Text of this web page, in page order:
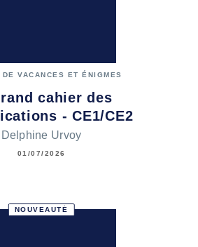
DE VACANCES ET ÉNIGMES
cahier des
- CE1/CE2
Delphine Urvoy
01/07/2026
NOUVEAUTÉ